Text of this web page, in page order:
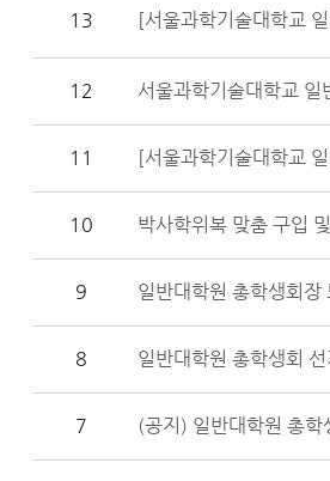
13 [서울과학기술대학교
12 서울과학기술대학교 일
11 [서울과학기술대학교
10 박사학위복 맞춤 구입
9 일반대학원 총학생회장
8 일반대학원 총학생회
7 (공지) 일반대학원 총학